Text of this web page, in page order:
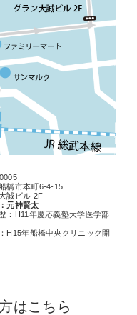
橋市本町6-4-15
誠ビル 2F
元神賢太
：H11年慶応義塾大学医学部
H15年船橋中央クリニック開
はこちら